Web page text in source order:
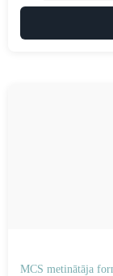
MCS metinātāja